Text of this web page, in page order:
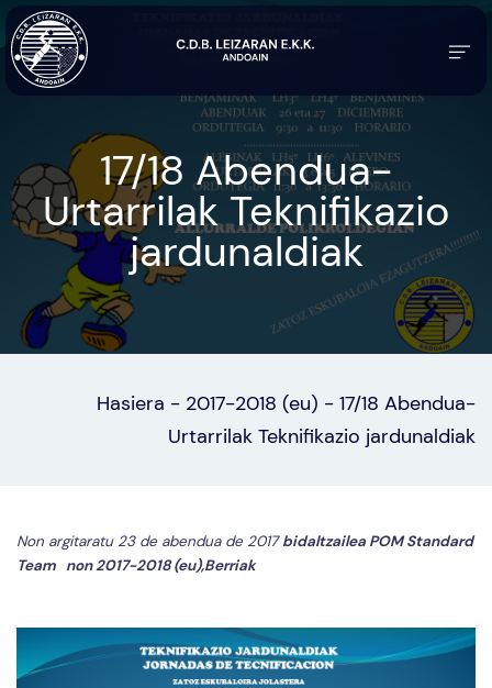
17/18 Abendua-
Urtarrilak Teknifikazio
jardunaldiak
Hasiera - 2017-2018 (eu) - 17/18 Abendua-
Urtarrilak Teknifikazio jardunaldiak
Non argitaratu 23 de abendua de 2017bidaltzailea POM Standard
Team non2017-2018 (eu),Berriak